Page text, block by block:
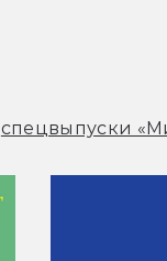
спецвыпуски